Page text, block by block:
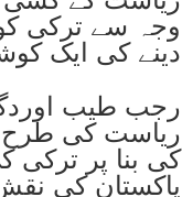
وجہ سے ترکی
دینے کی ایک
رجب طیب
ریاست کی طرح
کی بنا پر ترکی
پاکستان کی